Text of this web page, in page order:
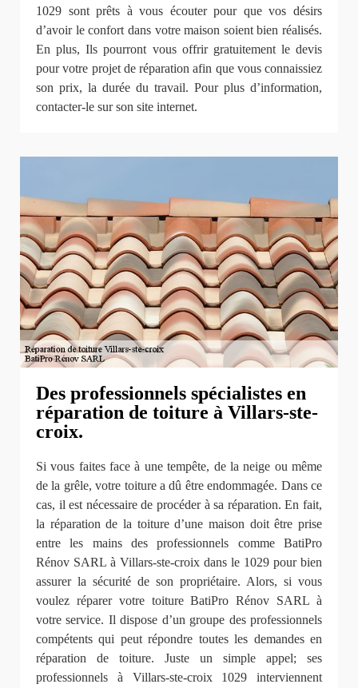
1029 sont prêts à vous écouter pour que vos désirs
d’avoir le confort dans votre maison soient bien réalisés.
En plus, Ils pourront vous offrir gratuitement le devis
pour votre projet de réparation afin que vous connaissiez
son prix, la durée du travail. Pour plus d’information,
contacter-le sur son site internet.
Des professionnels spécialistes en
réparation de toiture à Villars-ste-
croix.
Si vous faites face à une tempête, de la neige ou même
de la grêle, votre toiture a dû être endommagée. Dans ce
cas, il est nécessaire de procéder à sa réparation. En fait,
la réparation de la toiture d’une maison doit être prise
entre les mains des professionnels comme BatiPro
Rénov SARL à Villars-ste-croix dans le 1029 pour bien
assurer la sécurité de son propriétaire. Alors, si vous
voulez réparer votre toiture BatiPro Rénov SARL à
votre service. Il dispose d’un groupe des professionnels
compétents qui peut répondre toutes les demandes en
réparation de toiture. Juste un simple appel; ses
professionnels à Villars-ste-croix 1029 interviennent